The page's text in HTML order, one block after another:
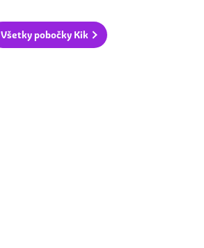
Všetky pobočky Kik